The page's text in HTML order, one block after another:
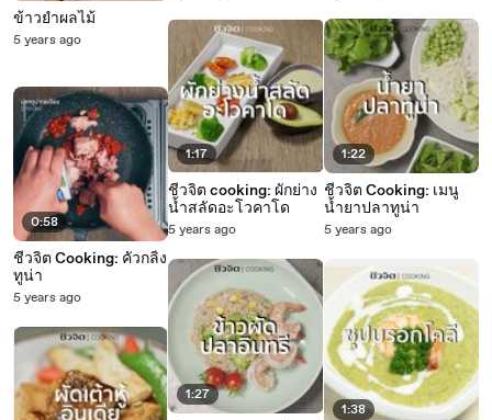
ข้าวยำผลไม้
5 years ago
0:58
ชีวจิต Cooking: คั่วกลิ้ง
ทูน่า
5 years ago
1:17
ชีวจิต cooking: ผักย่าง
น้ำสลัดอะโวคาโด
5 years ago
1:27
1:22
ชีวจิต Cooking: เมนู
น้ำยาปลาทูน่า
5 years ago
1:38